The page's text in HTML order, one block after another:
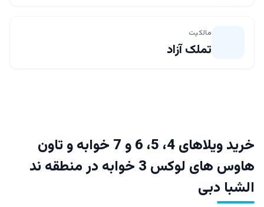
مالکیت
تملک آزاد
خرید ویلاهای 4، 5، 6 و 7 خوابه و تاون
هاوس های لوکس 3 خوابه در منطقه ند
الشبا دبی